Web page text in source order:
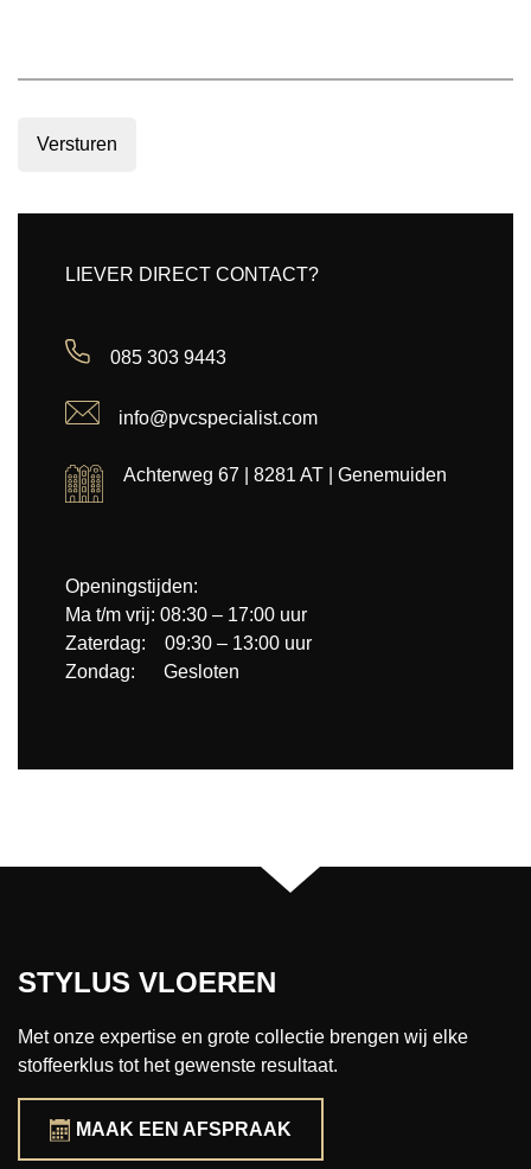
Versturen
LIEVER DIRECT CONTACT?
085 303 9443
info@pvcspecialist.com
Achterweg 67 | 8281 AT | Genemuiden
Openingstijden:
Ma t/m vrij: 08:30 – 17:00 uur
Zaterdag: 09:30 – 13:00 uur
Zondag: Gesloten
STYLUS VLOEREN
Met onze expertise en grote collectie brengen wij elke
stoffeerklus tot het gewenste resultaat.
MAAK EEN AFSPRAAK